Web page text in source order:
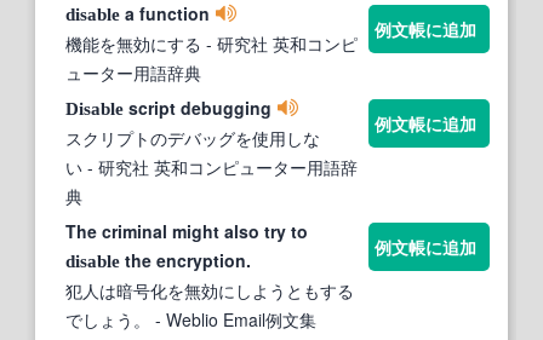
disable a function
機能を無効にする - 研究社 英和コンピ
ューター用語辞典
例文帳に追加
Disable script debugging
スクリプトのデバッグを使用しな
い - 研究社 英和コンピューター用語辞
典
例文帳に追加
The criminal might also try to
disable the encryption.
犯人は暗号化を無効にしようともする
でしょう。
- Weblio Email例文集
例文帳に追加